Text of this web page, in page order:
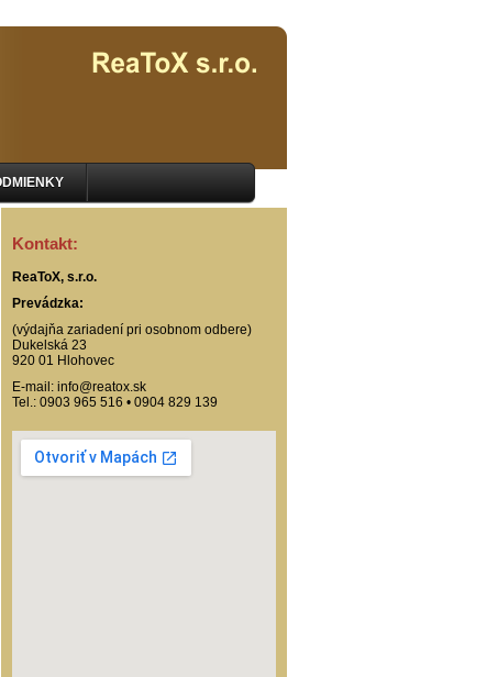
Kontakt:
ReaToX, s.r.o.
Prevádzka:
(výdajňa zariadení pri osobnom odbere)
Dukelská 23
920 01 Hlohovec
E-mail: info@reatox.sk
Tel.: 0903 965 516 • 0904 829 139